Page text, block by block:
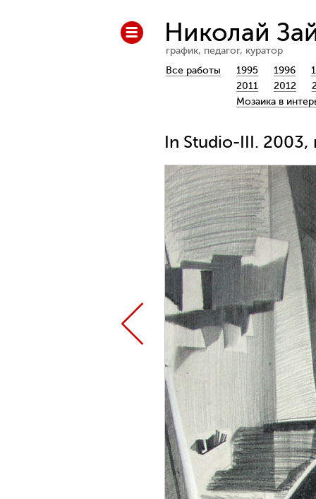
Николай
график, педагог, куратор
Все работы
1995 1996
2011
2012
Мозаика в
In Studio-III.